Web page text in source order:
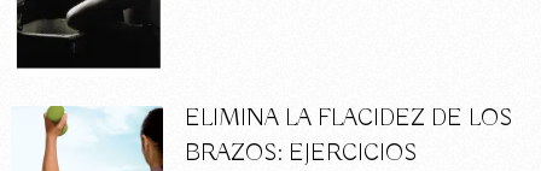
ELIMINA LA FLACIDEZ DE LOS
BRAZOS: EJERCICIOS